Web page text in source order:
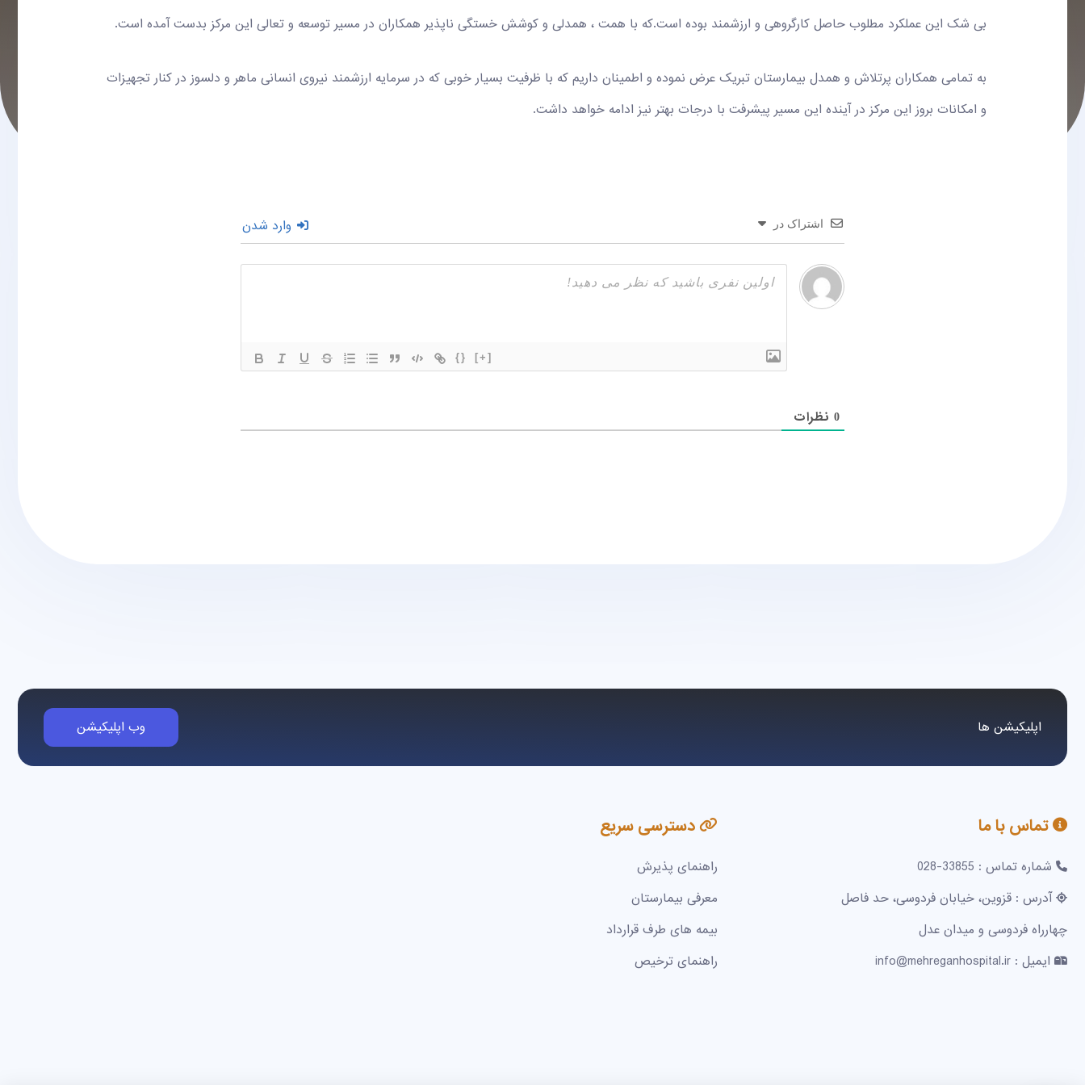
بی شک این عملکرد مطلوب حاصل کارگروهی و ارزشمند بوده است.که با همت ، همدلی و کوشش خستگی ناپذیر همکاران در مسیر توسعه و تعالی این مرکز بدست آمده است.
به تمامی همکاران پرتلاش و همدل بیمارستان تبریک عرض نموده و اطمینان داریم که با ظرفیت بسیار خوبی که در سرمایه ارزشمند نیروی انسانی ماهر و دلسوز در کنار تجهیزات
و امکانات بروز این مرکز در آینده این مسیر پیشرفت با درجات بهتر نیز ادامه خواهد داشت.
اشتراک در وارد شدن
{} [+]
0 نظرات
اپلیکیشن ها وب اپلیکیشن
تماس با ما
شماره تماس : 33855-028
آدرس : قزوین، خیابان فردوسی، حد فاصل
چهارراه فردوسی و میدان عدل
ایمیل : info@mehreganhospital.ir
دسترسی سریع
راهنمای پذیرش
معرفی بیمارستان
بیمه های طرف قرارداد
راهنمای ترخیص